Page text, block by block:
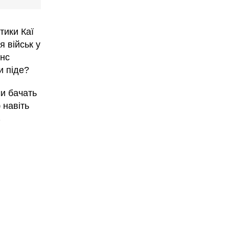
Каї
військ у
піде?
бачать